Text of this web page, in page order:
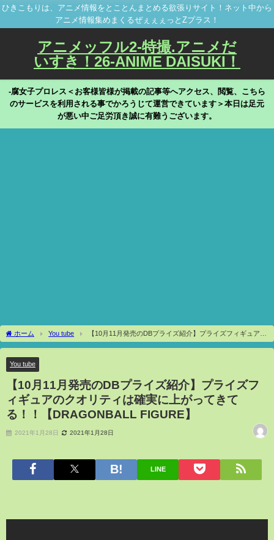
ひきこもりは、アニメ情報をとことんまとめる欲張りサイト！ネット中から
アニメ情報集めまくるぜぇぇぇっとZプラス！
アニメッフル2-特撮.アニメだ
いすき！26-ANIME DAISUKI！
-腐女子プロレス＜お客様皆様が掲載の記事等へアクセス、閲覧、こちら
のサービスを利用される事でかろうじて運営できています＞本日は足元
が悪い中ご足労頂き誠に有難うございます。
ホーム You tube
【10月11月発売のDBプライズ紹介】プライズフィギュアの
クオリティは確実に上がってきてる！！【DRAGONBALL FIGURE】
You tube
【10月11月発売のDBプライズ紹介】プライズフ
ィギュアのクオリティは確実に上がってきて
る！！【DRAGONBALL FIGURE】
2021年1月28日 2021年1月28日
LINE